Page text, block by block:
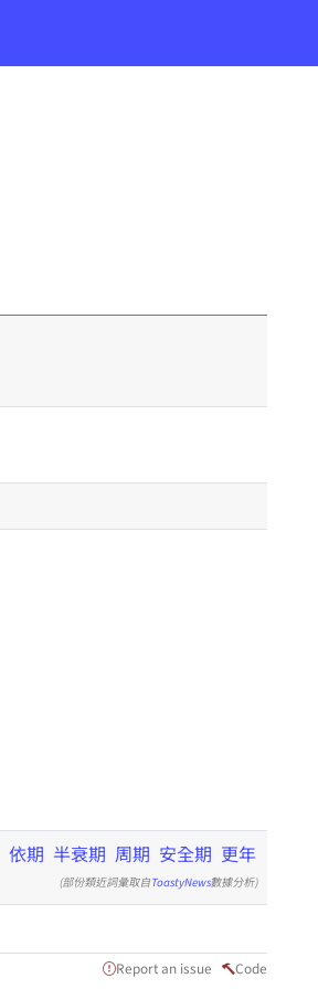
依期 半衰期 周期 安全期 更年
(部份類近詞彙取自ToastyNews數據分析)
Report an issue Code